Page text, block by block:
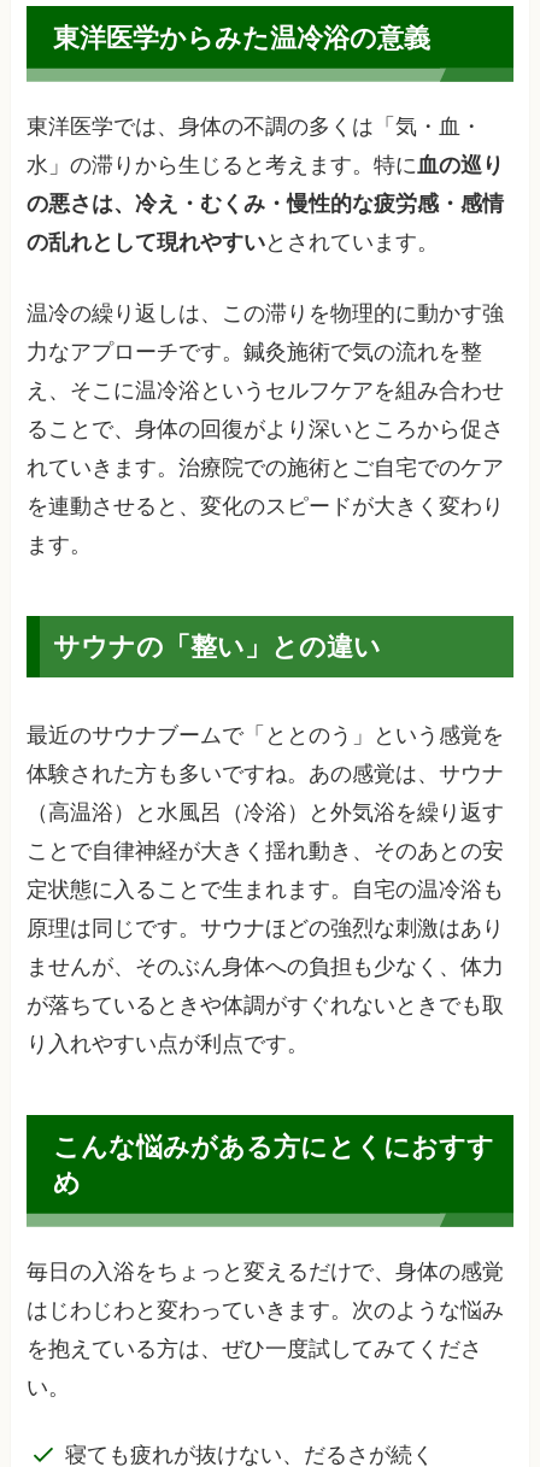
東洋医学からみた温冷浴の意義
東洋医学では、身体の不調の多くは「気・血・
水」の滞りから生じると考えます。特に 血の巡り
の悪さは、冷え・むくみ・慢性的な疲労感・感情
の乱れとして現れやすいとされています。
温冷の繰り返しは、この滞りを物理的に動かす強
力なアプローチです。鍼灸施術で気の流れを整
え、そこに温冷浴というセルフケアを組み合わせ
ることで、身体の回復がより深いところから促さ
れていきます。治療院での施術とご自宅でのケア
を連動させると、変化のスピードが大きく変わり
ます。
サウナの「整い」との違い
最近のサウナブームで「ととのう」という感覚を
体験された方も多いですね。あの感覚は、サウナ
（高温浴）と水風呂（冷浴）と外気浴を繰り返す
ことで自律神経が大きく揺れ動き、そのあとの安
定状態に入ることで生まれます。自宅の温冷浴も
原理は同じです。サウナほどの強烈な刺激はあり
ませんが、そのぶん身体への負担も少なく、体力
が落ちているときや体調がすぐれないときでも取
り入れやすい点が利点です。
こんな悩みがある方にとくにおすす
め
毎日の入浴をちょっと変えるだけで、身体の感覚
はじわじわと変わっていきます。次のような悩み
を抱えている方は、ぜひ一度試してみてくださ
い。
寝ても疲れが抜けない、だるさが続く